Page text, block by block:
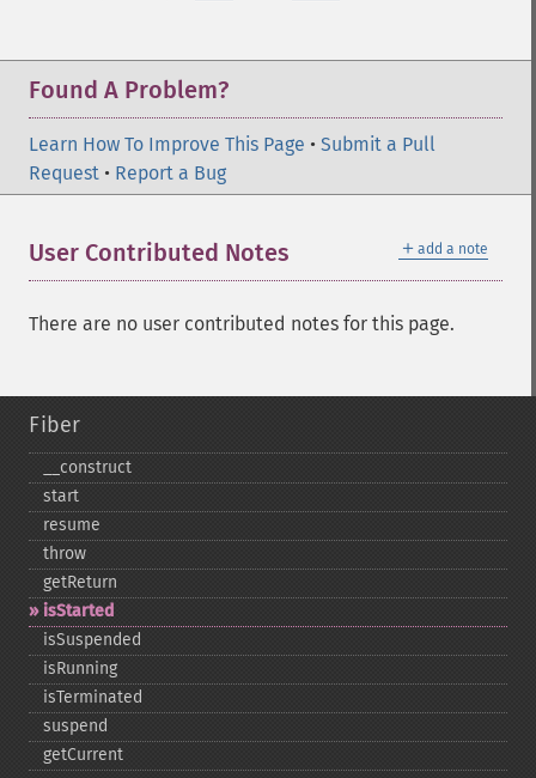
Found A Problem?
Learn How To Improve This Page • Submit a Pull
Request • Report a Bug
＋ add a note
User Contributed Notes
There are no user contributed notes for this page.
Fiber
_​_​construct
start
resume
throw
getReturn
isStarted
isSuspended
isRunning
isTerminated
suspend
getCurrent